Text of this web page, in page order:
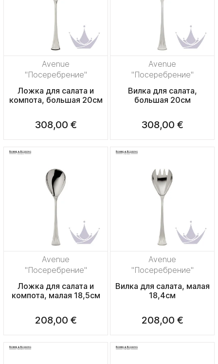
Avenue
"Посеребрение"
Ложка для салата и
компота, большая 20см
308,00 €
Avenue
"Посеребрение"
Вилка для салата,
большая 20см
308,00 €
Avenue
"Посеребрение"
Ложка для салата и
компота, малая 18,5см
208,00 €
Avenue
"Посеребрение"
Вилка для салата, малая
18,4см
208,00 €